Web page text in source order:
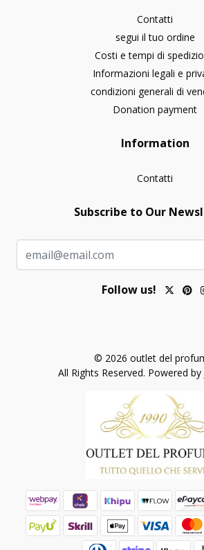
Contatti
segui il tuo ordine
Costi e tempi di
Informazioni legali e
condizioni generali di
Donation payment
Information
Contatti
Subscribe to Our
Follow us!
© 2026 outlet del
All Rights Reserved. Powered by